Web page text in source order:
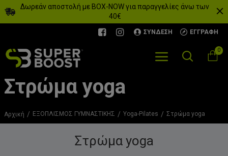
Δωρεάν αποστολή με BOX-NOW για παραγγελίες άνω των
40€
ΣΎΝΔΕΣΗ ΕΓΓΡΑΦΉ
0
Στρώμα yoga
Αρχική ΕΞΟΠΛΙΣΜΟΣ ΓΥΜΝΑΣΤΙΚΗΣ Yoga-Pilates Στρώμα yoga
Στρώμα yoga